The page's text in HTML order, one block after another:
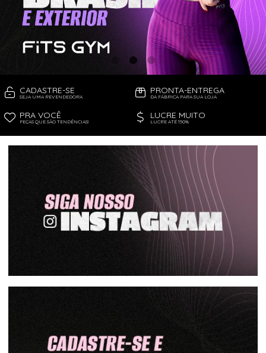
CADASTRE-SE
SEJA UMA REVENDEDORA
PRONTA-ENTREGA
DA FÁBRICA PARA SUA LOJA
PRA VOCÊ
PEÇAS QUE SÃO TENDÊNCIAS!
LUCRE MUITO
LUCRE ATÉ 150%